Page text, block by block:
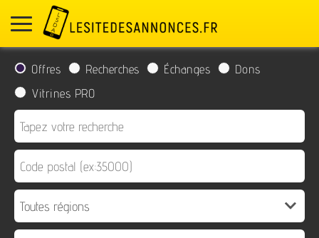
Offres Recherches Échanges
Dons
Vitrines PRO